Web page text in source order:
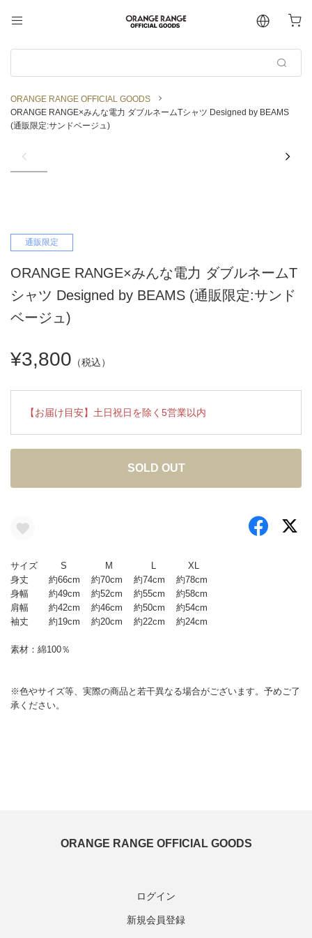
ORANGE RANGE OFFICIAL GOODS
ORANGE RANGE×みんな電力 ダブルネームTシャツ Designed by BEAMS
(通販限定:サンドベージュ)
通販限定
ORANGE RANGE×みんな電力 ダブルネームT
シャツ Designed by BEAMS (通販限定:サンド
ベージュ)
¥3,800 （税込）
【お届け目安】土日祝日を除く5営業以内
SOLD OUT
ORANGE RANGE OFFICIAL GOODS
ログイン
新規会員登録